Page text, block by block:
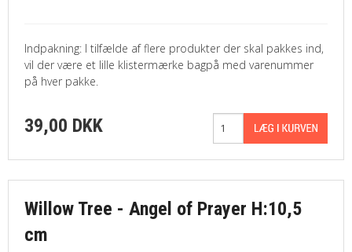
Indpakning: I tilfælde af flere produkter der skal pakkes ind,
vil der være et lille klistermærke bagpå med varenummer
på hver pakke.
39,00 DKK
Willow Tree - Angel of Prayer H:10,5
cm